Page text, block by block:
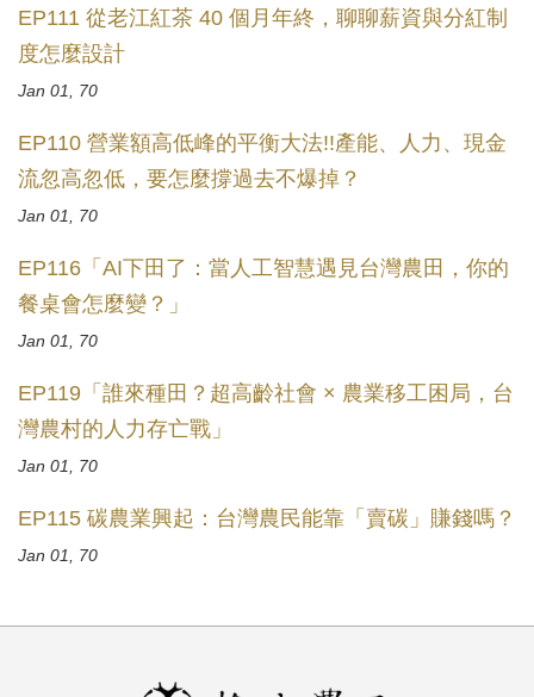
EP111 從老江紅茶 40 個月年終，聊聊薪資與分紅制
度怎麼設計
Jan 01, 70
EP110 營業額高低峰的平衡大法!!產能、人力、現金
流忽高忽低，要怎麼撐過去不爆掉？
Jan 01, 70
EP116「AI下田了：當人工智慧遇見台灣農田，你的
餐桌會怎麼變？」
Jan 01, 70
EP119「誰來種田？超高齡社會 × 農業移工困局，台
灣農村的人力存亡戰」
Jan 01, 70
EP115 碳農業興起：台灣農民能靠「賣碳」賺錢嗎？
Jan 01, 70